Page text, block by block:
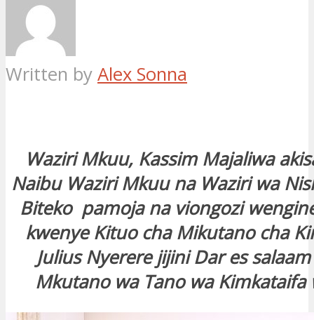
Written by Alex Sonna
Waziri Mkuu, Kassim Majaliwa
Naibu Waziri Mkuu na Waziri wa
Biteko pamoja na viongozi
kwenye Kituo cha Mikutano cha
Julius Nyerere jijini Dar es
Mkutano wa Tano wa Kimkataifa